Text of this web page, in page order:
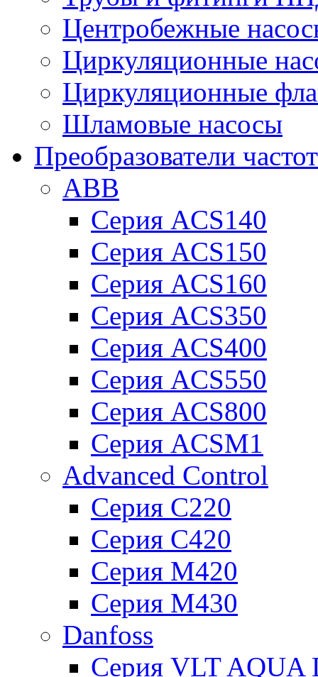
Центробежные
Циркуляционные
Циркуляционные
Шламовые насосы
Преобразователи
ABB
Серия ACS140
Серия ACS150
Серия ACS160
Серия ACS350
Серия ACS400
Серия ACS550
Серия ACS800
Серия ACSM1
Advanced Control
Серия C220
Серия C420
Серия M420
Серия M430
Danfoss
Серия VLT AQUA